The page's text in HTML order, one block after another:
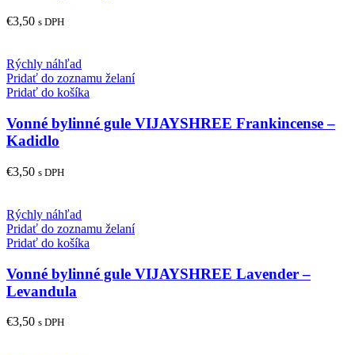
€3,50 s DPH
Rýchly náhľad
Pridať do zoznamu želaní
Pridať do košíka
Vonné bylinné gule VIJAYSHREE Frankincense –
Kadidlo
€3,50 s DPH
Rýchly náhľad
Pridať do zoznamu želaní
Pridať do košíka
Vonné bylinné gule VIJAYSHREE Lavender –
Levandula
€3,50 s DPH